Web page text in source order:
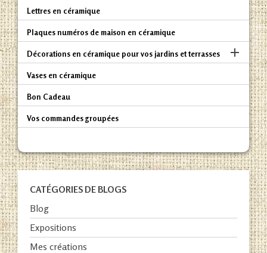
Lettres en céramique
Plaques numéros de maison en céramique
Décorations en céramique pour vos jardins et terrasses 
Vases en céramique
Bon Cadeau
Vos commandes groupées
CATÉGORIES DE BLOGS
Blog
Expositions
Mes créations